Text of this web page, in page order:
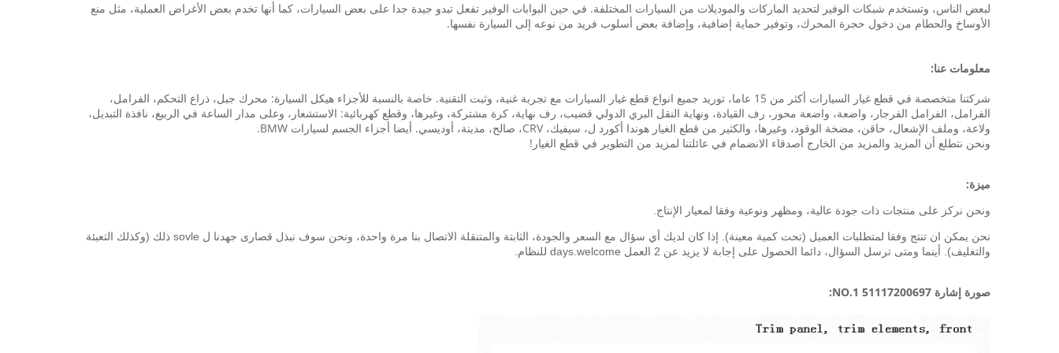
لبعض الناس، وتستخدم شبكات الوفير لتحديد الماركات والموديلات من السيارات المختلفة. في حين البوابات الوفير تفعل تبدو جيدة جدا على بعض السيارات، كما أنها تخدم بعض الأغراض العملية، مثل منع
الأوساخ والحطام من دخول حجرة المحرك، وتوفير حماية إضافية، وإضافة بعض أسلوب فريد من نوعه إلى السيارة نفسها.
معلومات عنا:
شركتنا متخصصة في قطع غيار السيارات أكثر من 15 عاما، توريد جميع انواع قطع غيار السيارات مع تجربة غنية، وثبت التقنية. خاصة بالنسبة للأجزاء هيكل السيارة: محرك جبل، ذراع التحكم، الفرامل،
الفرامل، الفرامل الفرجار، واضعة، واضعة محور، رف القيادة، ونهاية النقل البري الدولي قضيب، رف نهاية، كرة مشتركة، وغيرها، وقطع كهربائية: الاستشعار، وعلى مدار الساعة في الربيع، نافذة التبديل،
ولاعة، وملف الإشعال، حاقن، مضخة الوقود، وغيرها، والكثير من قطع الغيار هوندا أكورد ل، سيفيك، CRV، صالح، مدينة، أوديسي. أيضا أجزاء الجسم لسيارات BMW.
ونحن نتطلع أن المزيد والمزيد من الخارج أصدقاء الانضمام في عائلتنا لمزيد من التطوير في قطع الغيار!
ميزة:
ونحن نركز على منتجات ذات جودة عالية، ومظهر ونوعية وفقا لمعيار الإنتاج.
نحن يمكن ان تنتج وفقا لمتطلبات العميل (تحت كمية معينة). إذا كان لديك أي سؤال مع السعر والجودة، الثابتة والمتنقلة الاتصال بنا مرة واحدة، ونحن سوف نبذل قصارى جهدنا ل sovle ذلك (وكذلك التعبئة
والتغليف).
أينما ومتى ترسل السؤال، دائما الحصول على إجابة لا يزيد عن 2 العمل days.welcome للنظام.
صورة إشارة 51117200697 NO.1: